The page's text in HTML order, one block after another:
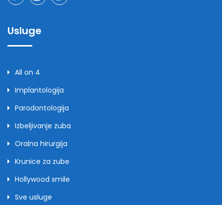
Usluge
All on 4
Implantologija
Parodontologija
Izbeljivanje zuba
Oralna hirurgija
Krunice za zube
Hollywood smile
Sve usluge